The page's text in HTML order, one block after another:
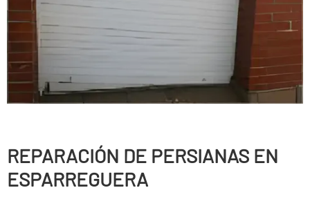
REPARACIÓN DE PERSIANAS EN
ESPARREGUERA